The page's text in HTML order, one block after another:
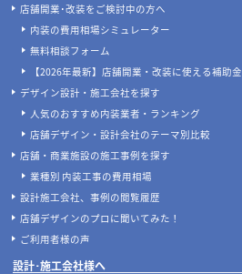
店舗開業･改装をご検討中の方へ
内装の費用相場シミュレーター
無料相談フォーム
【2026年最新】店舗開業・改装に使える補助金
デザイン設計・施工会社を探す
人気のおすすめ内装業者・ランキング
店舗デザイン・設計会社のテーマ別比較
店舗・商業施設の施工事例を探す
業種別 内装工事の費用相場
設計施工会社、事例の閲覧履歴
店舗デザインのプロに聞いてみた！
ご利用者様の声
設計･施工会社様へ